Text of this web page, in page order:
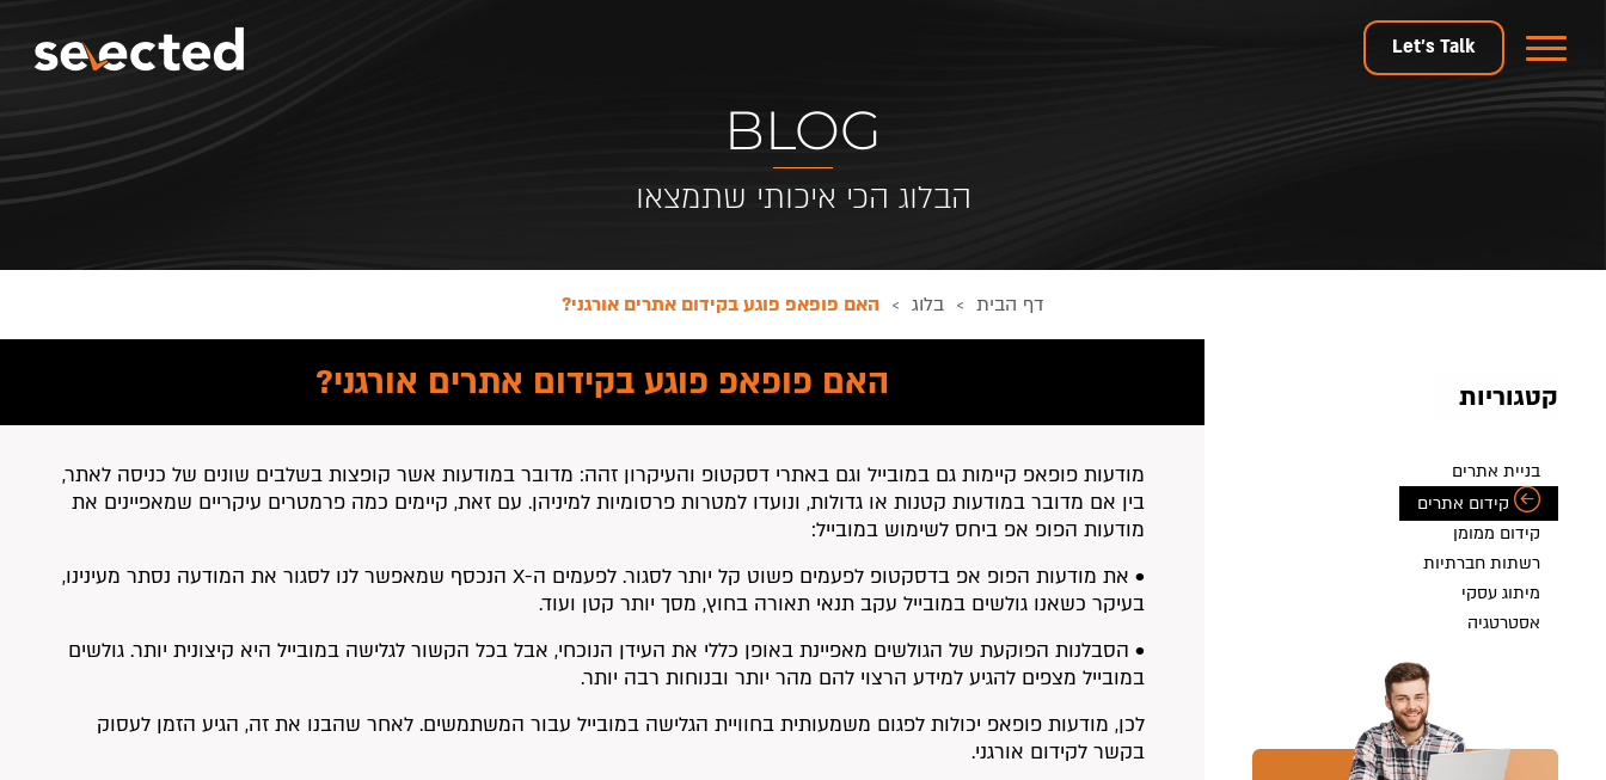
Let's Talk
BLOG
הבלוג הכי איכותי שתמצאו
דף הבית > בלוג > האם פופאפ פוגע בקידום אתרים אורגני?
קטגוריות
בניית אתרים
קידום אתרים
קידום ממומן
רשתות חברתיות
מיתוג עסקי
אסטרטגיה
האם פופאפ פוגע בקידום אתרים אורגני?
מודעות פופאפ קיימות גם במובייל וגם באתרי דסקטופ והעיקרון זהה: מדובר במודעות אשר קופצות בשלבים שונים של כניסה לאתר,
בין אם מדובר במודעות קטנות או גדולות, ונועדו למטרות פרסומיות למיניהן. עם זאת, קיימים כמה פרמטרים עיקריים שמאפיינים את
מודעות הפופ אפ ביחס לשימוש במובייל:
• את מודעות הפופ אפ בדסקטופ לפעמים פשוט קל יותר לסגור. לפעמים ה-X הנכסף שמאפשר לנו לסגור את המודעה נסתר מעינינו,
בעיקר כשאנו גולשים במובייל עקב תנאי תאורה בחוץ, מסך יותר קטן ועוד.
• הסבלנות הפוקעת של הגולשים מאפיינת באופן כללי את העידן הנוכחי, אבל בכל הקשור לגלישה במובייל היא קיצונית יותר. גולשים
במובייל מצפים להגיע למידע הרצוי להם מהר יותר ובנוחות רבה יותר.
לכן, מודעות פופאפ יכולות לפגום משמעותית בחוויית הגלישה במובייל עבור המשתמשים. לאחר שהבנו את זה, הגיע הזמן לעסוק
בקשר לקידום אורגני.